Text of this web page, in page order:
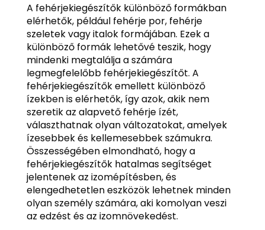
A fehérjekiegészítők különböző formákban
elérhetők, például fehérje por, fehérje
szeletek vagy italok formájában. Ezek a
különböző formák lehetővé teszik, hogy
mindenki megtalálja a számára
legmegfelelőbb fehérjekiegészítőt. A
fehérjekiegészítők emellett különböző
ízekben is elérhetők, így azok, akik nem
szeretik az alapvető fehérje ízét,
választhatnak olyan változatokat, amelyek
ízesebbek és kellemesebbek számukra.
Összességében elmondható, hogy a
fehérjekiegészítők hatalmas segítséget
jelentenek az izomépítésben, és
elengedhetetlen eszközök lehetnek minden
olyan személy számára, aki komolyan veszi
az edzést és az izomnövekedést.